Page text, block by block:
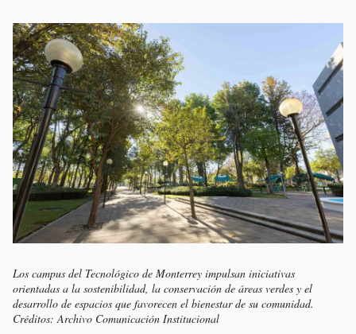
Los campus del Tecnológico de Monterrey impulsan iniciativas
orientadas a la sostenibilidad, la conservación de áreas verdes y el
desarrollo de espacios que favorecen el bienestar de su comunidad.
Créditos: Archivo Comunicación Institucional